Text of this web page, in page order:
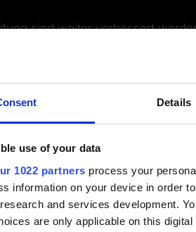
Details
use of your data
1022 partners process your
information on your device in order
and services development.
are only applicable on this
sind weiter verbessert
bei großen Bauteilen sehr
einsetzen.
bis zu 20 Prozent schnellere
Wenn beim
lässt sich die
Bearbeitungszentren
voll kontrollierbar, bei
der Verbindungsweg
voll